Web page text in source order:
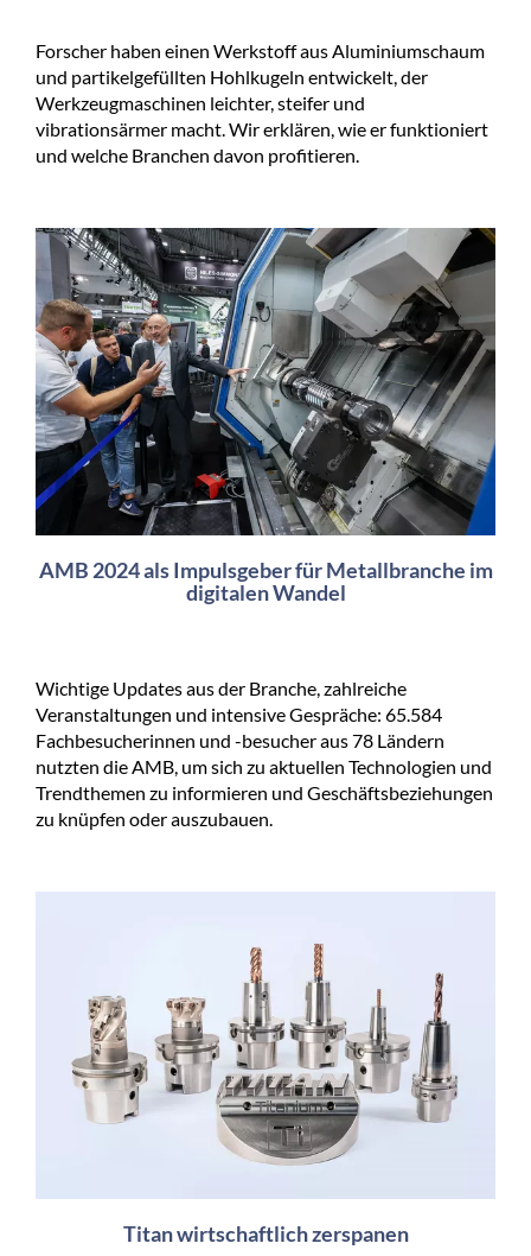
Forscher haben einen Werkstoff aus Aluminiumschaum
und partikelgefüllten Hohlkugeln entwickelt, der
Werkzeugmaschinen leichter, steifer und
vibrationsärmer macht. Wir erklären, wie er funktioniert
und welche Branchen davon profitieren.
AMB 2024 als Impulsgeber für Metallbranche im
digitalen Wandel
Wichtige Updates aus der Branche, zahlreiche
Veranstaltungen und intensive Gespräche: 65.584
Fachbesucherinnen und -besucher aus 78 Ländern
nutzten die AMB, um sich zu aktuellen Technologien und
Trendthemen zu informieren und Geschäftsbeziehungen
zu knüpfen oder auszubauen.
Titan wirtschaftlich zerspanen